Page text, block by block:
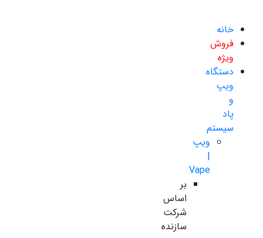
خانه
فروش
ویژه
دستگاه
ویپ
و
پاد
سیستم
ویپ
|
Vape
بر
اساس
شرکت
سازنده